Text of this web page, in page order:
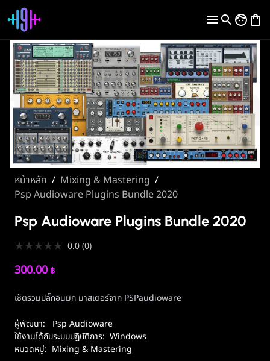
หน้าหลัก / Mixing & Mastering /
Psp Audioware Plugins Bundle 2020
Psp Audioware Plugins Bundle 2020
★★★★★ 0.0(0)
300.00 ฿
เซ็ตรวมปลั๊กอินมิก มาสเตอร์จาก PSPaudioware
ผู้พัฒนา:
Psp Audioware
ใช้งานได้กับระบบปฏิบัติการ: Windows
หมวดหมู่: Mixing & Mastering